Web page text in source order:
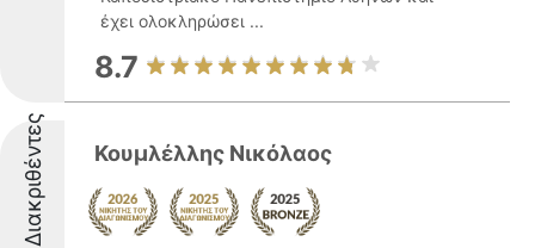
έχει ολοκληρώσει ...
8.7
Διακριθέντες Κουμλέλλης Νικόλαος